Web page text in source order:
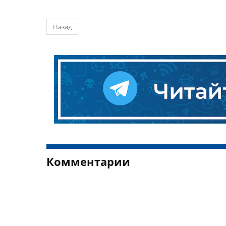
Назад
Комментарии